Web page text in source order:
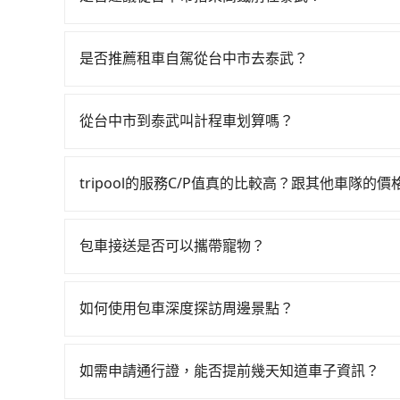
鐵可搭乘。假設從台中市西屯區前往最靠近的台
1,600元後，抵達屏東縣泰武鄉的目的地。全程加
以比坐車快17分鐘，但卻要額外支出約150元的
是否推薦租車自駕從台中市去泰武？
天就要來回，那在台中路邊可隨租隨借的iRent應
預估進去，但額外的汽車保險與可能的罰單都需
理，每一次租車都好像在開樂透一樣。另外，偶
遇到下雨天或者載行李時，就顯得非常不便。
從台中市到泰武叫計程車划算嗎？
到車，也可考慮打電話至附近的計程車隊，如龍
310倍。再加上台中市有些計程車司機不按錶計費
tripool的服務C/P值真的比較高？跟其他車隊的價
的台灣大車隊、大都會、LINE Taxi、Uber，機
多數乘客出行的最佳選擇。
包車接送是否可以攜帶寵物？
寵物同行。且為了行程安全，請勿將寵物抱出來或
如何使用包車深度探訪周邊景點？
節奏和時間進行遊覽。除了景點本身，還可以體
如需申請通行證，能否提前幾天知道車子資訊？